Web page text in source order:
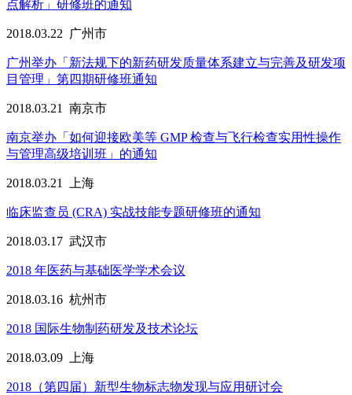
点解析」研修班的通知
2018.03.22 广州市
广州举办「新法规下的新药研发质量体系建立与完善及研发项
目管理」第四期研修班通知
2018.03.21 南京市
南京举办「如何迎接欧美等 GMP 检查与飞行检查实用性操作
与管理高级培训班」的通知
2018.03.21 上海
临床监查员 (CRA) 实战技能专题研修班的通知
2018.03.17 武汉市
2018 年医药与基础医学学术会议
2018.03.16 杭州市
2018 国际生物制药研发及技术论坛
2018.03.09 上海
2018（第四届）新型生物标志物发现与应用研讨会